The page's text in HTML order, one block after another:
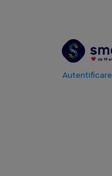
Autentificare